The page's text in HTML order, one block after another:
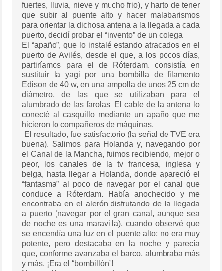
fuertes, lluvia, nieve y mucho frio), y harto de tener
que subir al puente alto y hacer malabarismos
para orientar la dichosa antena a la llegada a cada
puerto, decidí probar el “invento” de un colega
El “apaño”, que lo instalé estando atracados en el
puerto de Avilés, desde el que, a los pocos días,
partiríamos para el de Róterdam, consistía en
sustituir la yagi por una bombilla de filamento
Edison de 40 w, en una ampolla de unos 25 cm de
diámetro, de las que se utilizaban para el
alumbrado de las farolas. El cable de la antena lo
conecté al casquillo mediante un apaño que me
hicieron lo compañeros de máquinas.
El resultado, fue satisfactorio (la señal de TVE era
buena). Salimos para Holanda y, navegando por
el Canal de la Mancha, fuimos recibiendo, mejor o
peor, los canales de la tv francesa, inglesa y
belga, hasta llegar a Holanda, donde apareció el
“fantasma” al poco de navegar por el canal que
conduce a Róterdam. Había anochecido y me
encontraba en el alerón disfrutando de la llegada
a puerto (navegar por el gran canal, aunque sea
de noche es una maravilla), cuando observé que
se encendía una luz en el puente alto; no era muy
potente, pero destacaba en la noche y parecía
que, conforme avanzaba el barco, alumbraba más
y más. ¡Era el “bombillón”!